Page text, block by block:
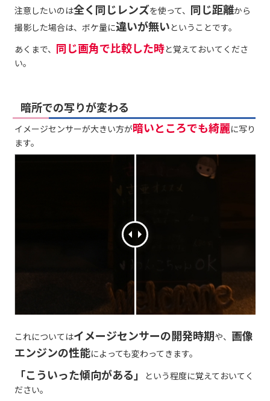
注意したいのは全く同じレンズを使って、 同じ距離から
撮影した場合は、ボケ量に違いが無いということです。
あくまで、 同じ画角で比較した時と覚えておいてくださ
い。
暗所での写りが変わる
イメージセンサーが大きい方が暗いところでも綺麗に写り
ます。
これについてはイメージセンサーの開発時期や、 画像
エンジンの性能によっても変わってきます。
「こういった傾向がある」
という程度に覚えておいてく
ださい。